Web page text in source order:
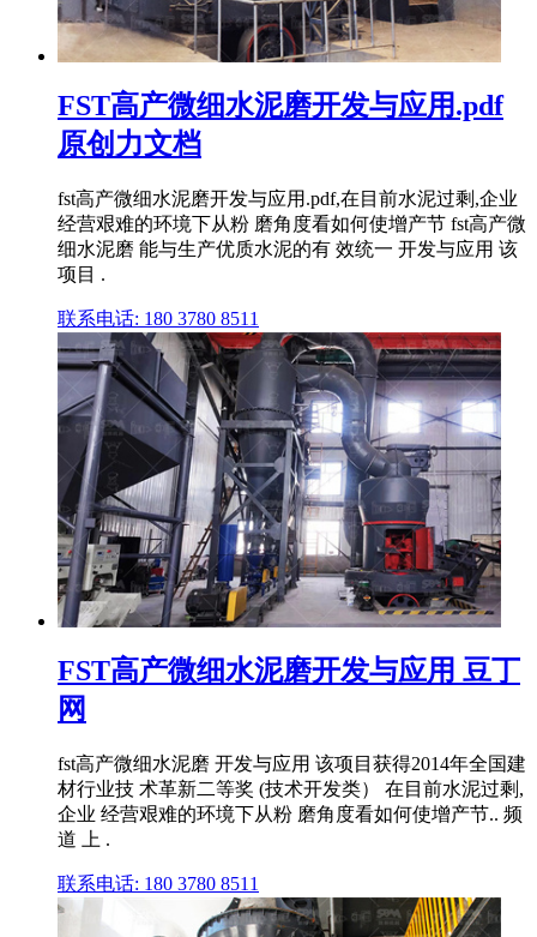
FST高产微细水泥磨开发与应用.pdf
原创力文档
fst高产微细水泥磨开发与应用.pdf,在目前水泥过剩,企业
经营艰难的环境下从粉 磨角度看如何使增产节 fst高产微
细水泥磨 能与生产优质水泥的有 效统一 开发与应用 该
项目 .
联系电话: 180 3780 8511
FST高产微细水泥磨开发与应用 豆丁
网
fst高产微细水泥磨 开发与应用 该项目获得2014年全国建
材行业技 术革新二等奖 (技术开发类） 在目前水泥过剩,
企业 经营艰难的环境下从粉 磨角度看如何使增产节.. 频
道 上 .
联系电话: 180 3780 8511